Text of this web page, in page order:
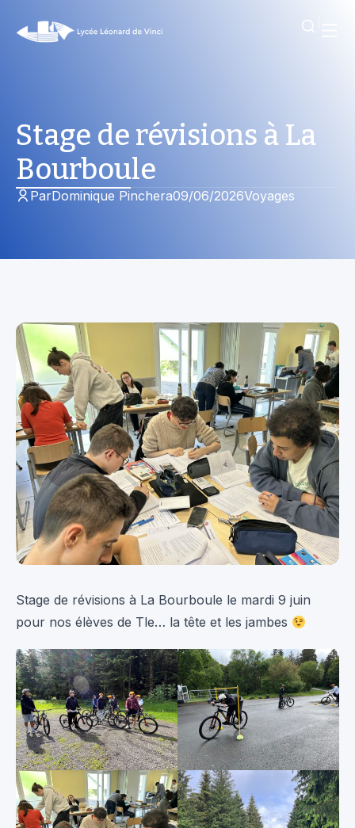
Stage de révisions à La
Bourboule
ParDominique Pinchera09/06/2026Voyages
Stage de révisions à La Bourboule le mardi 9 juin
pour nos élèves de Tle… la tête et les jambes